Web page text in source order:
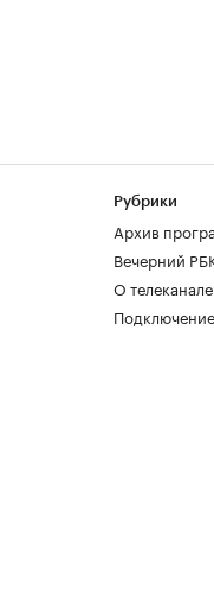
Рубрики
Архив
Вечерний
О телеканале
Подключение